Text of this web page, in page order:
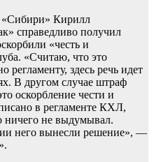
«Сибири» Кирилл
справедливо получил
«честь и
«Считаю, что это
регламенту, здесь речь идет
В другом случае штраф
оскорбление чести и
в регламенте КХЛ,
ничего не выдумывал.
него вынесли решение», —